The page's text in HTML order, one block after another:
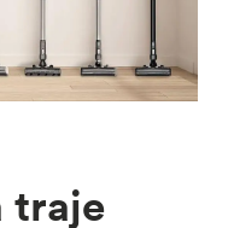
traje